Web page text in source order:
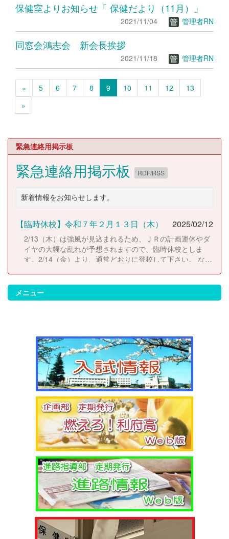
保健室よりお知らせ「 保健だより（11月）」
2021/11/04 管理者RN
同窓会鴻志会 新会長挨拶
2021/11/18 管理者RN
« 5 6 7 8 9 10 11 12
13
»
緊急連絡用掲示板
緊急連絡用掲示板 RDF/RSS
新着情報をお知らせします。
【臨時休校】令和７年２月１３日（木） 2025/02/12
2/13（木）は強風が見込まれるため、ＪＲの計画運休やダ
イヤの大幅な乱れが予想されますので、臨時休校としま
す。2/14（金）より、通常どおりに登校して下さい。 な
2/18（火）考査４日目
メニュー